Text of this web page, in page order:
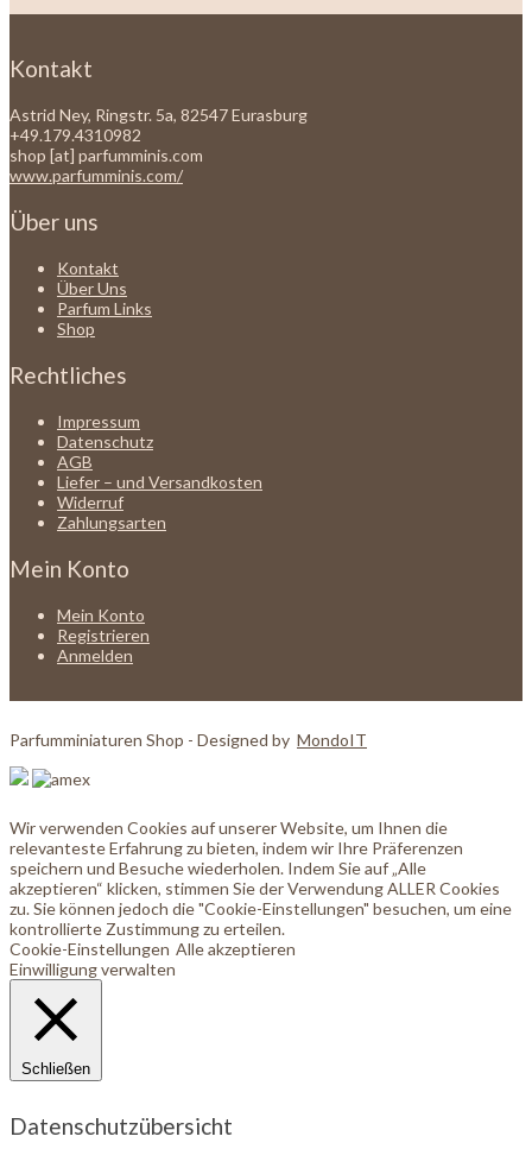
Kontakt
Astrid Ney, Ringstr. 5a, 82547 Eurasburg
+49.179.4310982
shop [at] parfumminis.com
www.parfumminis.com/
Über uns
Kontakt
Über Uns
Parfum Links
Shop
Rechtliches
Impressum
Datenschutz
AGB
Liefer – und Versandkosten
Widerruf
Zahlungsarten
Mein Konto
Mein Konto
Registrieren
Anmelden
Parfumminiaturen Shop - Designed by MondoIT
Wir verwenden Cookies auf unserer Website, um Ihnen die
relevanteste Erfahrung zu bieten, indem wir Ihre Präferenzen
speichern und Besuche wiederholen. Indem Sie auf „Alle
akzeptieren“ klicken, stimmen Sie der Verwendung ALLER Cookies
zu. Sie können jedoch die "Cookie-Einstellungen" besuchen, um eine
kontrollierte Zustimmung zu erteilen.
Cookie-Einstellungen Alle akzeptieren
Einwilligung verwalten
Schließen
Datenschutzübersicht